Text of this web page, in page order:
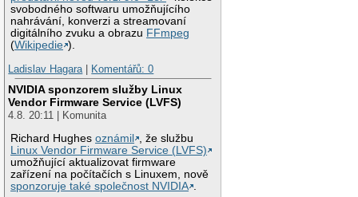
svobodného softwaru umožňujícího
nahrávání, konverzi a streamovaní
digitálního zvuku a obrazu FFmpeg
(Wikipedie ).
Ladislav Hagara
Komentářů: 0
NVIDIA sponzorem služby Linux
Vendor Firmware Service (LVFS)
4.8. 20:11 | Komunita
Richard Hughesoznámil
, že službu
Linux Vendor Firmware Service (LVFS)
umožňující aktualizovat firmware
zařízení na počítačích s Linuxem, nově
sponzoruje také společnost NVIDIA .